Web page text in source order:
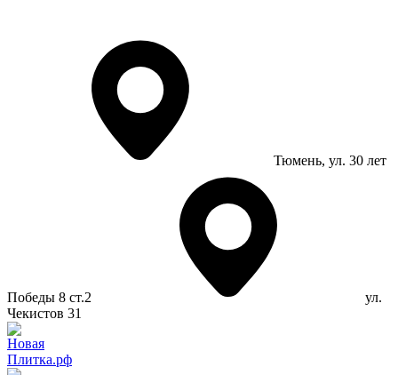
Тюмень, ул. 30 лет
Победы 8 ст.2
ул.
Чекистов 31